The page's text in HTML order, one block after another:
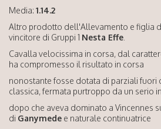
Media: 1.14.2
Altro prodotto dell'Allevamento e figlia
vincitore di Gruppi 1 Nesta Effe
Cavalla velocissima in corsa, dal
ha compromesso il risultato in corsa
nonostante fosse dotata di parziali fuori
classica, fermata purtroppo da un serio
dopo che aveva dominato a Vincennes
di Ganymede e naturale continuatrice